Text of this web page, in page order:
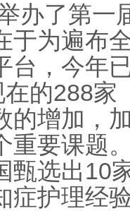
办了第一
于为遍布
台，今年
的288家
的增加，
重要课题
甄选出10
症护理经